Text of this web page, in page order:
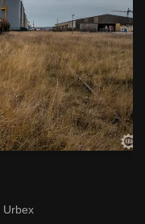
Urbex